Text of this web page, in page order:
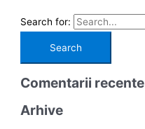
Search for:
Comentarii recente
Arhive